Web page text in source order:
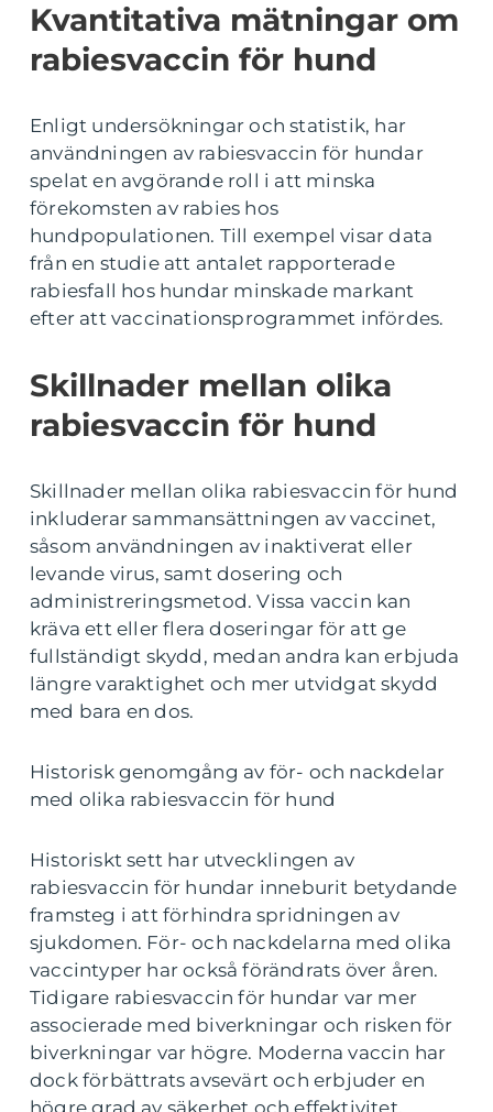
Kvantitativa mätningar om
rabiesvaccin för hund
Enligt undersökningar och statistik, har
användningen av rabiesvaccin för hundar
spelat en avgörande roll i att minska
förekomsten av rabies hos
hundpopulationen. Till exempel visar data
från en studie att antalet rapporterade
rabiesfall hos hundar minskade markant
efter att vaccinationsprogrammet infördes.
Skillnader mellan olika
rabiesvaccin för hund
Skillnader mellan olika rabiesvaccin för hund
inkluderar sammansättningen av vaccinet,
såsom användningen av inaktiverat eller
levande virus, samt dosering och
administreringsmetod. Vissa vaccin kan
kräva ett eller flera doseringar för att ge
fullständigt skydd, medan andra kan erbjuda
längre varaktighet och mer utvidgat skydd
med bara en dos.
Historisk genomgång av för- och nackdelar
med olika rabiesvaccin för hund
Historiskt sett har utvecklingen av
rabiesvaccin för hundar inneburit betydande
framsteg i att förhindra spridningen av
sjukdomen. För- och nackdelarna med olika
vaccintyper har också förändrats över åren.
Tidigare rabiesvaccin för hundar var mer
associerade med biverkningar och risken för
biverkningar var högre. Moderna vaccin har
dock förbättrats avsevärt och erbjuder en